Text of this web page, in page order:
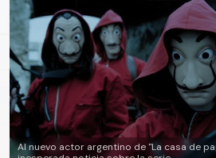
Al nuevo actor argentino de "La casa de